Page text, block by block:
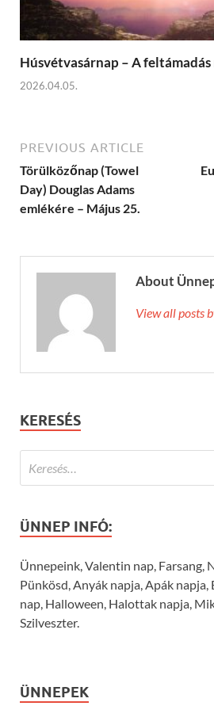
Húsvétvasárnap – A feltámadás
2026.04.05.
PREVIOUS ARTICLE
Törülközőnap (Towel
Day) Douglas Adams
emlékére – Május 25.
About
View all posts
KERESÉS
ÜNNEP INFÓ:
Ünnepeink, Valentin nap, Farsang,
Pünkösd, Anyák napja, Apák napja,
nap, Halloween, Halottak napja,
Szilveszter.
ÜNNEPEK